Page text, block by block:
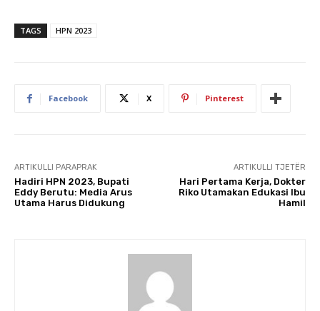
TAGS HPN 2023
Facebook X Pinterest
ARTIKULLI PARAPRAK
Hadiri HPN 2023, Bupati
Eddy Berutu: Media Arus
Utama Harus Didukung
ARTIKULLI TJETËR
Hari Pertama Kerja, Dokter
Riko Utamakan Edukasi Ibu
Hamil